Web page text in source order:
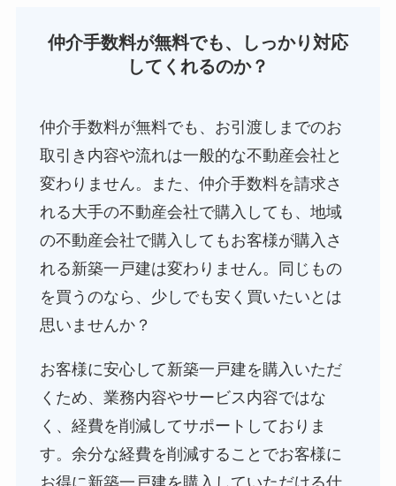
仲介手数料が無料でも、しっかり対応
してくれるのか？
仲介手数料が無料でも、お引渡しまでのお
取引き内容や流れは一般的な不動産会社と
変わりません。また、仲介手数料を請求さ
れる大手の不動産会社で購入しても、地域
の不動産会社で購入してもお客様が購入さ
れる新築一戸建は変わりません。同じもの
を買うのなら、少しでも安く買いたいとは
思いませんか？
お客様に安心して新築一戸建を購入いただ
くため、業務内容やサービス内容ではな
く、経費を削減してサポートしておりま
す。余分な経費を削減することでお客様に
お得に新築一戸建を購入していただける仕